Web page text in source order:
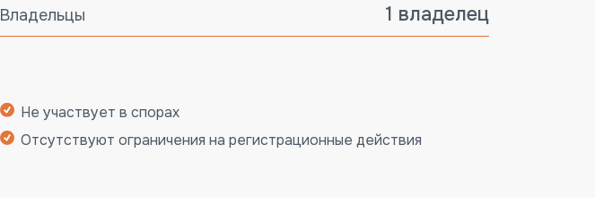
Владельцы 1 владелец
Не участвует в спорах
Отсутствуют ограничения на регистрационные действия